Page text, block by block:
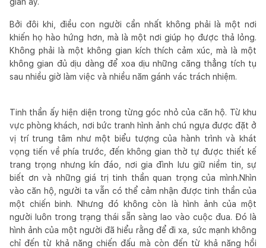
Bởi đôi khi, điều con người cần nhất không phải là một nơi
khiến họ hào hứng hơn, mà là một nơi giúp họ được thả lỏng.
Không phải là một không gian kích thích cảm xúc, mà là một
không gian đủ dịu dàng để xoa dịu những căng thẳng tích tụ
sau nhiều giờ làm việc và nhiều năm gánh vác trách nhiệm.
Tinh thần ấy hiện diện trong từng góc nhỏ của căn hộ. Từ khu
vực phòng khách, nơi bức tranh hình ảnh chú ngựa được đặt ở
vị trí trung tâm như một biểu tượng của hành trình và khát
vọng tiến về phía trước, đến không gian thờ tự được thiết kế
trang trọng nhưng kín đáo, nơi gia đình lưu giữ niềm tin, sự
biết ơn và những giá trị tinh thần quan trọng của mình.Nhìn
vào căn hộ, người ta vẫn có thể cảm nhận được tinh thần của
một chiến binh. Nhưng đó không còn là hình ảnh của một
người luôn trong trạng thái sẵn sàng lao vào cuộc đua. Đó là
hình ảnh của một người đã hiểu rằng để đi xa, sức mạnh không
chỉ đến từ khả năng chiến đấu mà còn đến từ khả năng hồi